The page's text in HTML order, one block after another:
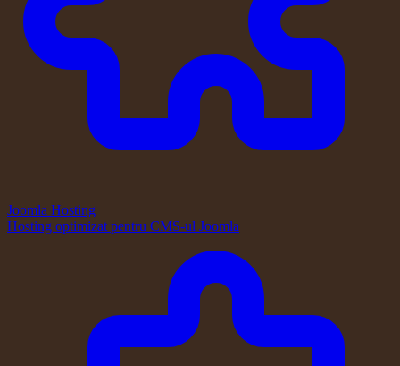
Joomla Hosting
Hosting optimizat pentru CMS-ul Joomla